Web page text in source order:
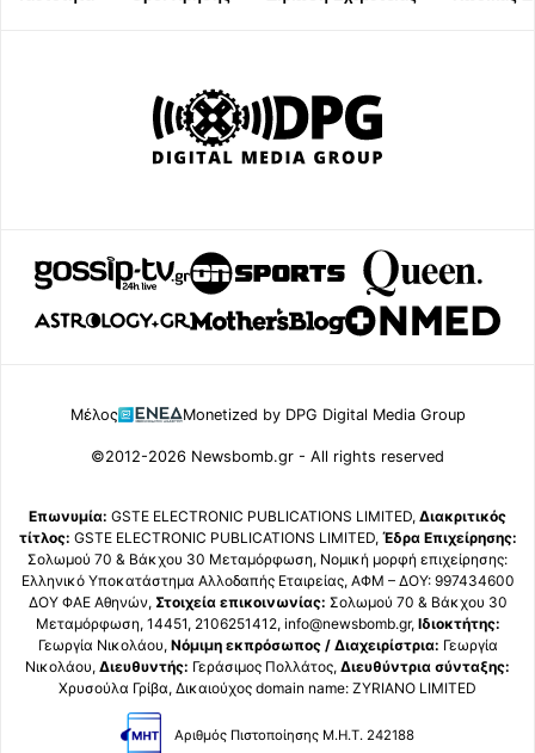
Μέλος Monetized by DPG Digital Media Group
©2012-2026 Newsbomb.gr - All rights reserved
Επωνυμία: GSTE ELECTRONIC PUBLICATIONS LIMITED, Διακριτικός
τίτλος: GSTE ELECTRONIC PUBLICATIONS LIMITED, Έδρα Επιχείρησης:
Σολωμού 70 & Βάκχου 30 Μεταμόρφωση, Νομική μορφή επιχείρησης:
Ελληνικό Υποκατάστημα Αλλοδαπής Εταιρείας, ΑΦΜ – ΔΟΥ: 997434600
ΔΟΥ ΦΑΕ Αθηνών, Στοιχεία επικοινωνίας: Σολωμού 70 & Βάκχου 30
Μεταμόρφωση, 14451, 2106251412, info@newsbomb.gr, Ιδιοκτήτης:
Γεωργία Νικολάου, Νόμιμη εκπρόσωπος / Διαχειρίστρια: Γεωργία
Νικολάου, Διευθυντής: Γεράσιμος Πολλάτος, Διευθύντρια σύνταξης:
Χρυσούλα Γρίβα, Δικαιούχος domain name: ZYRIANO LIMITED
Αριθμός Πιστοποίησης Μ.Η.Τ. 242188